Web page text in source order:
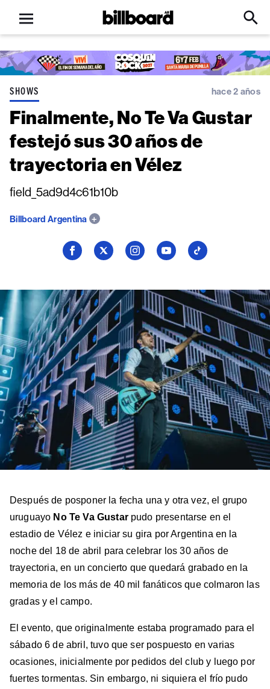
Open
menu
Billboard
Click
Input
SHOWS hace 2 años
Finalmente, No Te Va Gustar
festejó sus 30 años de
trayectoria en Vélez
field_5ad9d4c61b10b
Billboard Argentina
Seguí
en
Facebook
Seguí
en
X
Seguí
en
Instagram
Seguí
en
YouTube
Seguí
en
TikTok
Después de posponer la fecha una y otra vez, el grupo
uruguayo No Te Va Gustarpudo presentarse en el
estadio de Vélez e iniciar su gira por Argentina en la
noche del 18 de abril para celebrar los 30 años de
trayectoria, en un concierto que quedará grabado en la
memoria de los más de 40 mil fanáticos que colmaron las
gradas y el campo.
El evento, que originalmente estaba programado para el
sábado 6 de abril, tuvo que ser pospuesto en varias
ocasiones, inicialmente por pedidos del club y luego por
fuertes tormentas. Sin embargo, ni siquiera el frío pudo